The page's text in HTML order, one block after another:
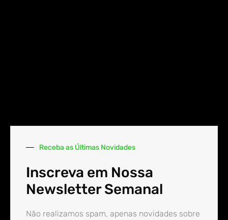
Receba as Últimas Novidades
Inscreva em Nossa
Newsletter Semanal
Não realizamos spam, apenas novidades sobre